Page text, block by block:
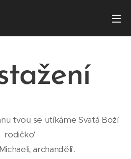
tvou se utíkáme Svatá Boží
rodičko'
archanděli'.